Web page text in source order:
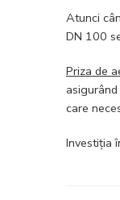
Atunci
DN 100
Priza de
asigurând
care
Investiția